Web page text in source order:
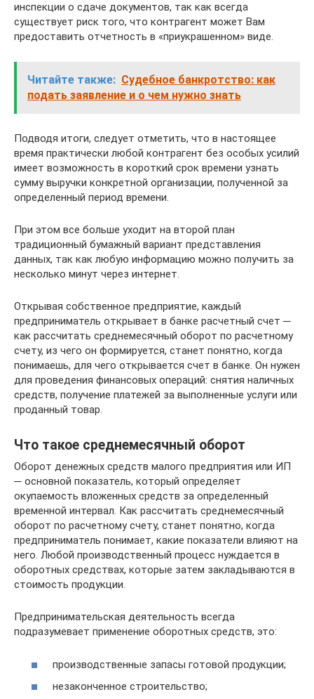
инспекции о сдаче документов, так как всегда
существует риск того, что контрагент может Вам
предоставить отчетность в «приукрашенном» виде.
Читайте также: Судебное банкротство: как
подать заявление и о чем нужно знать
Подводя итоги, следует отметить, что в настоящее
время практически любой контрагент без особых усилий
имеет возможность в короткий срок времени узнать
сумму выручки конкретной организации, полученной за
определенный период времени.
При этом все больше уходит на второй план
традиционный бумажный вариант представления
данных, так как любую информацию можно получить за
несколько минут через интернет.
Открывая собственное предприятие, каждый
предприниматель открывает в банке расчетный счет ─
как рассчитать среднемесячный оборот по расчетному
счету, из чего он формируется, станет понятно, когда
понимаешь, для чего открывается счет в банке. Он нужен
для проведения финансовых операций: снятия наличных
средств, получение платежей за выполненные услуги или
проданный товар.
Что такое среднемесячный оборот
Оборот денежных средств малого предприятия или ИП
─ основной показатель, который определяет
окупаемость вложенных средств за определенный
временной интервал. Как рассчитать среднемесячный
оборот по расчетному счету, станет понятно, когда
предприниматель понимает, какие показатели влияют на
него. Любой производственный процесс нуждается в
оборотных средствах, которые затем закладываются в
стоимость продукции.
Предпринимательская деятельность всегда
подразумевает применение оборотных средств, это:
производственные запасы готовой продукции;
незаконченное строительство;